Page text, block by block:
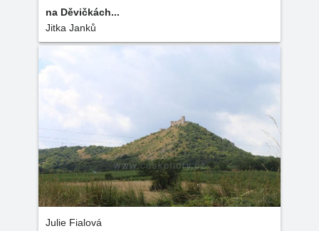
na Děvičkách...
Jitka Janků
Julie Fialová